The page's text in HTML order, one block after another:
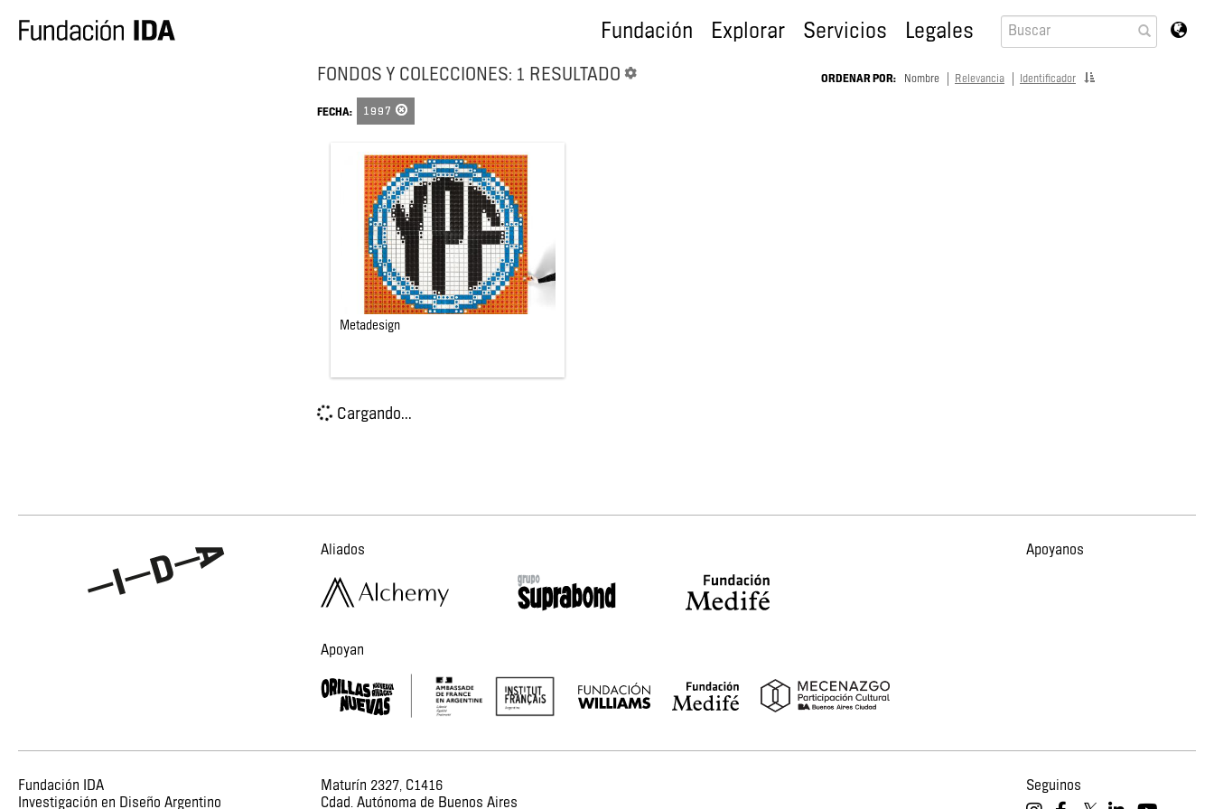
Fundación Explorar Servicios Legales
ORDENAR POR: Nombre Relevancia Identificador
FONDOS Y COLECCIONES: 1 RESULTADO
FECHA: 1997
Metadesign
Cargando...
Aliados
Apoyan
Apoyanos
Fundación IDA
Investigación en Diseño Argentino
Maturín 2327, C1416
Cdad. Autónoma de Buenos Aires
Seguinos